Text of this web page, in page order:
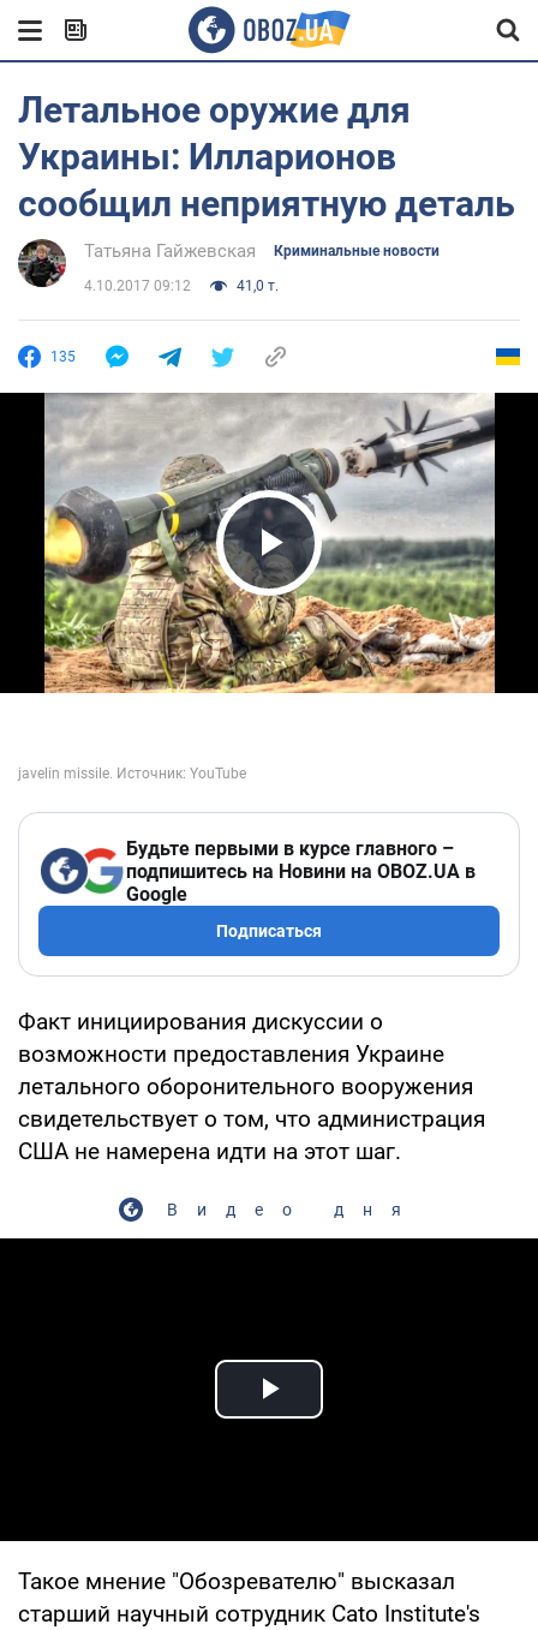
Летальное оружие для
Украины: Илларионов
сообщил неприятную деталь
Татьяна Гайжевская Криминальные новости
4.10.2017 09:12 41,0 т.
135
Play Video
Будьте первыми в курсе главного –
подпишитесь на Новини на OBOZ.UA в
Google
Подписаться
Факт инициирования дискуссии о
возможности предоставления Украине
летального оборонительного вооружения
свидетельствует о том, что администрация
США не намерена идти на этот шаг.
Видео дня
Play Video
Такое мнение "Обозревателю" высказал
старший научный сотрудник Cato Institute's